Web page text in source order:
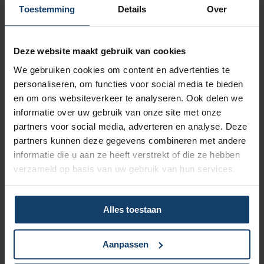
Toestemming Details Over
Deze website maakt gebruik van cookies
We gebruiken cookies om content en advertenties te
personaliseren, om functies voor social media te bieden
en om ons websiteverkeer te analyseren. Ook delen we
informatie over uw gebruik van onze site met onze
partners voor social media, adverteren en analyse. Deze
partners kunnen deze gegevens combineren met andere
informatie die u aan ze heeft verstrekt of die ze hebben
verzameld op basis van uw gebruik van hun services.
Alles toestaan
Aanpassen
Vergoeding tot €250 per kalenderjaar bij pakket Top
Korting op vrijwillig eigen risico
Wil je een lagere zorgpremie? Dan kun je het verplicht eigen
risico van € 385 verhogen met een vrijwillig eigen risico van
maximaal € 500. Hoe hoger het vrijwillig eigen risico, hoe
Meer over het eigen risico